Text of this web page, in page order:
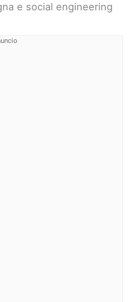
e social engineering